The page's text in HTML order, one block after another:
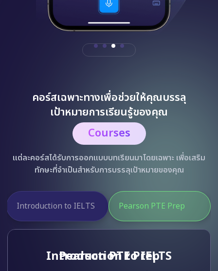
คอร์สเฉพาะทางเพื่อช่วยให้คุณบรรลุ
เป้าหมายการเรียนรู้ของคุณ
Courses
แต่ละคอร์สได้รับการออกแบบบทเรียนมาโดยเฉพาะ เพื่อเสริม
ทักษะที่จำเป็นสำหรับการบรรลุเป้าหมายของคุณ
Pearson PTE Prep Prepare for EIKEN
Pearson PTE Prep